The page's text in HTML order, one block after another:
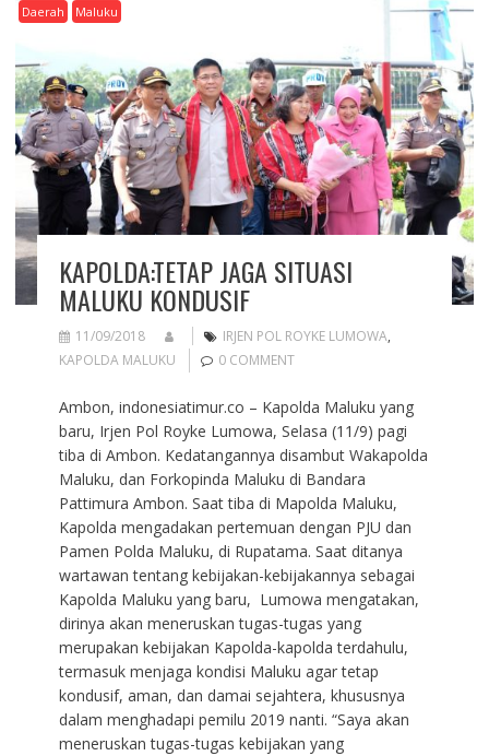
Daerah Maluku
KAPOLDA:TETAP JAGA SITUASI
MALUKU KONDUSIF
11/09/2018 IRJEN POL ROYKE LUMOWA,
KAPOLDA MALUKU
0 COMMENT
Ambon, indonesiatimur.co – Kapolda Maluku yang
baru, Irjen Pol Royke Lumowa, Selasa (11/9) pagi
tiba di Ambon. Kedatangannya disambut Wakapolda
Maluku, dan Forkopinda Maluku di Bandara
Pattimura Ambon. Saat tiba di Mapolda Maluku,
Kapolda mengadakan pertemuan dengan PJU dan
Pamen Polda Maluku, di Rupatama. Saat ditanya
wartawan tentang kebijakan-kebijakannya sebagai
Kapolda Maluku yang baru, Lumowa mengatakan,
dirinya akan meneruskan tugas-tugas yang
merupakan kebijakan Kapolda-kapolda terdahulu,
termasuk menjaga kondisi Maluku agar tetap
kondusif, aman, dan damai sejahtera, khususnya
dalam menghadapi pemilu 2019 nanti. “Saya akan
meneruskan tugas-tugas kebijakan yang